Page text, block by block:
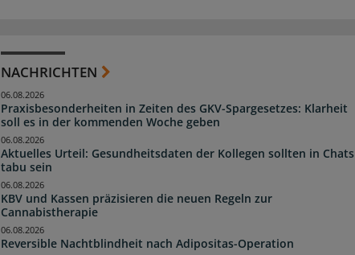
NACHRICHTEN
Praxisbesonderheiten in Zeiten des GKV-Spargesetzes: Klarheit
soll es in der kommenden Woche geben
06.08.2026
Aktuelles Urteil: Gesundheitsdaten der Kollegen sollten in Chats
tabu sein
06.08.2026
KBV und Kassen präzisieren die neuen Regeln zur
Cannabistherapie
06.08.2026
Reversible Nachtblindheit nach Adipositas-Operation
06.08.2026